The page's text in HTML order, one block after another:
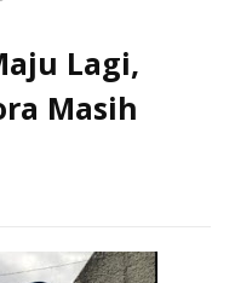
Lagi,
Masih